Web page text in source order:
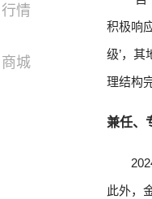
行情
商城
积极响
级’，其
理结构
兼任、
此外，